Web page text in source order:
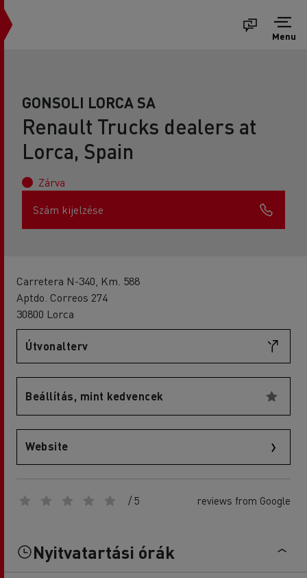
Menu
GONSOLI LORCA SA
Renault Trucks dealers at
Lorca, Spain
Zárva
Szám kijelzése
Carretera N-340, Km. 588
Aptdo. Correos 274
30800 Lorca
Útvonalterv
Beállítás, mint kedvencek
Website
/ 5 reviews from Google
Nyitvatartási órák